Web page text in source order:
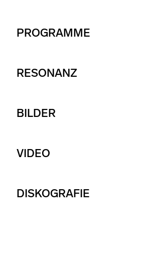
PROGRAMME
RESONANZ
BILDER
VIDEO
DISKOGRAFIE